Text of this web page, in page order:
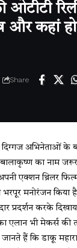
ओटीटी
कहां
Share
अभिनेताओं के
का नाम जरूर
एक्शन थ्रिलर
भरपूर मनोरंजन किया
प्रदर्शन करके
एलान भी मेकर्स की
हैं कि डाकू